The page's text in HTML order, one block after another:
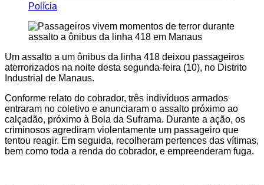
Polícia
Um assalto a um ônibus da linha 418 deixou passageiros
aterrorizados na noite desta segunda-feira (10), no Distrito
Industrial de Manaus.
Conforme relato do cobrador, três indivíduos armados
entraram no coletivo e anunciaram o assalto próximo ao
calçadão, próximo à Bola da Suframa. Durante a ação, os
criminosos agrediram violentamente um passageiro que
tentou reagir. Em seguida, recolheram pertences das vítimas,
bem como toda a renda do cobrador, e empreenderam fuga.